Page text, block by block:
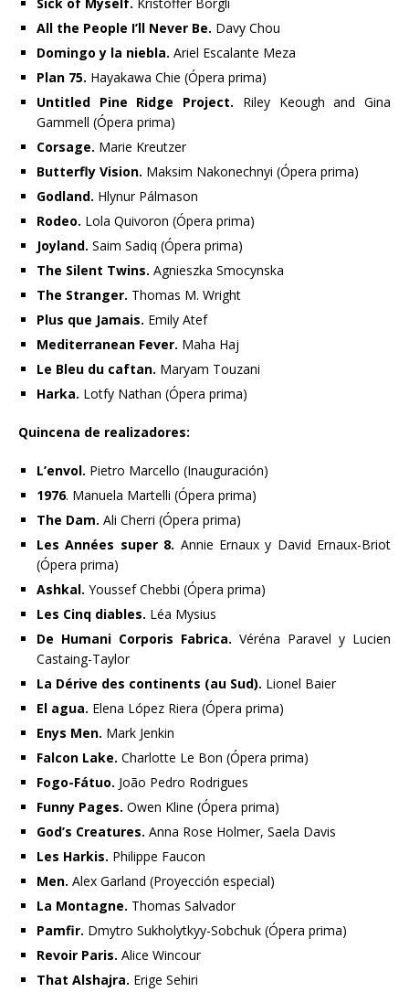
All the People I’ll Never Be. Davy Chou
Domingo y la niebla. Ariel Escalante Meza
Plan 75. Hayakawa Chie (Ópera prima)
Untitled Pine Ridge Project. Riley Keough and Gina
Gammell (Ópera prima)
Corsage. Marie Kreutzer
Butterfly Vision. Maksim Nakonechnyi (Ópera prima)
Godland. Hlynur Pálmason
Rodeo. Lola Quivoron (Ópera prima)
Joyland. Saim Sadiq (Ópera prima)
The Silent Twins. Agnieszka Smocynska
The Stranger. Thomas M. Wright
Plus que Jamais. Emily Atef
Mediterranean Fever. Maha Haj
Le Bleu du caftan. Maryam Touzani
Harka. Lotfy Nathan (Ópera prima)
Quincena de realizadores:
L’envol. Pietro Marcello (Inauguración)
1976. Manuela Martelli (Ópera prima)
The Dam. Ali Cherri (Ópera prima)
Les Années super 8. Annie Ernaux y David Ernaux-Briot
(Ópera prima)
Ashkal. Youssef Chebbi (Ópera prima)
Les Cinq diables. Léa Mysius
De Humani Corporis Fabrica. Véréna Paravel y Lucien
Castaing-Taylor
La Dérive des continents (au Sud). Lionel Baier
El agua. Elena López Riera (Ópera prima)
Enys Men. Mark Jenkin
Falcon Lake. Charlotte Le Bon (Ópera prima)
Fogo-Fátuo. João Pedro Rodrigues
Funny Pages. Owen Kline (Ópera prima)
God’s Creatures. Anna Rose Holmer, Saela Davis
Les Harkis. Philippe Faucon
Men. Alex Garland (Proyección especial)
La Montagne. Thomas Salvador
Pamfir. Dmytro Sukholytkyy-Sobchuk (Ópera prima)
Revoir Paris. Alice Wincour
That Alshajra. Erige Sehiri